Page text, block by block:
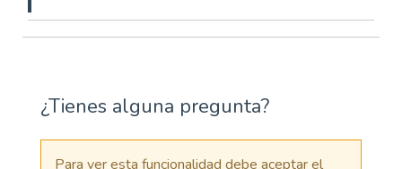
¿Tienes alguna pregunta?
Para ver esta funcionalidad debe aceptar el